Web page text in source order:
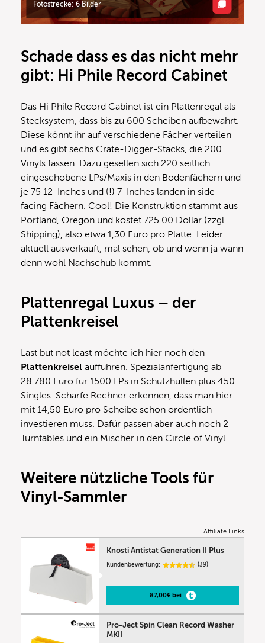
Fotostrecke: 6 Bilder
Schade dass es das nicht mehr
gibt: Hi Phile Record Cabinet
Das Hi Phile Record Cabinet ist ein Plattenregal als
Stecksystem, dass bis zu 600 Scheiben aufbewahrt.
Diese könnt ihr auf verschiedene Fächer verteilen
und es gibt sechs Crate-Digger-Stacks, die 200
Vinyls fassen. Dazu gesellen sich 220 seitlich
eingeschobene LPs/Maxis in den Bodenfächern und
je 75 12-Inches und (!) 7-Inches landen in side-
facing Fächern. Cool! Die Konstruktion stammt aus
Portland, Oregon und kostet 725.00 Dollar (zzgl.
Shipping), also etwa 1,30 Euro pro Platte. Leider
aktuell ausverkauft, mal sehen, ob und wenn ja wann
denn wohl Nachschub kommt.
Plattenregal Luxus – der
Plattenkreisel
Last but not least möchte ich hier noch den
Plattenkreisel aufführen. Spezialanfertigung ab
28.780 Euro für 1500 LPs in Schutzhüllen plus 450
Singles. Scharfe Rechner erkennen, dass man hier
mit 14,50 Euro pro Scheibe schon ordentlich
investieren muss. Dafür passen aber auch noch 2
Turntables und ein Mischer in den Circle of Vinyl.
Weitere nützliche Tools für
Vinyl-Sammler
Affiliate Links
Knosti Antistat Generation II Plus
Kundenbewertung: (39)
87,00€ bei
Pro-Ject Spin Clean Record Washer
MKII